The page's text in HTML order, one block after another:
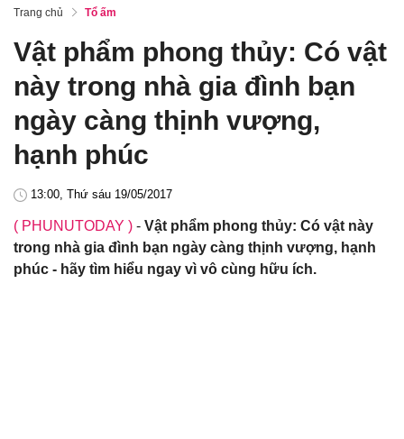
Trang chủ Tổ ấm
Vật phẩm phong thủy: Có vật
này trong nhà gia đình bạn
ngày càng thịnh vượng,
hạnh phúc
13:00, Thứ sáu 19/05/2017
( PHUNUTODAY ) - Vật phẩm phong thủy: Có vật này
trong nhà gia đình bạn ngày càng thịnh vượng, hạnh
phúc - hãy tìm hiểu ngay vì vô cùng hữu ích.